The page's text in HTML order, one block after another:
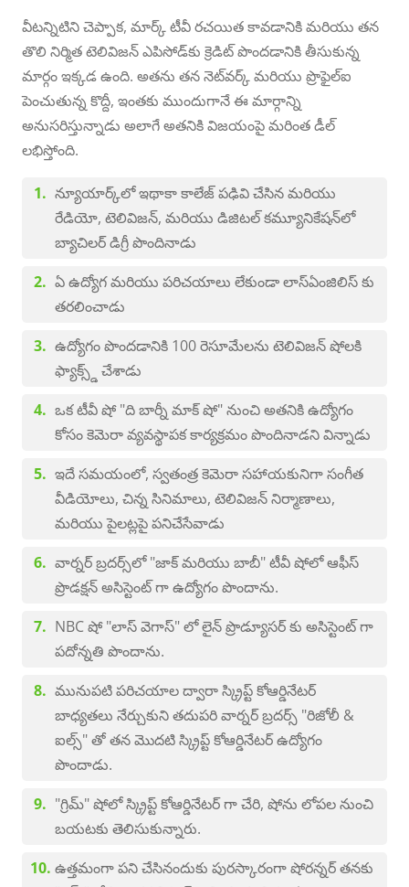
వీటన్నిటిని చెప్పాక, మార్క్ టీవీ రచయిత కావడానికి మరియు తన
తొలి నిర్మిత టెలివిజన్ ఎపిసోడ్‌కు క్రెడిట్ పొందడానికి తీసుకున్న
మార్గం ఇక్కడ ఉంది. అతను తన నెట్‌వర్క్ మరియు ప్రొఫైల్ఐ
పెంచుతున్న కొద్దీ, ఇంతకు ముందుగానే ఈ మార్గాన్ని
అనుసరిస్తున్నాడు అలాగే అతనికి విజయంపై మరింత డీల్
లభిస్తోంది.
న్యూయార్క్‌లో ఇథాకా కాలేజ్ పఢివి చేసిన మరియు
రేడియో, టెలివిజన్, మరియు డిజిటల్ కమ్యూనికేషన్‌లో
బ్యాచిలర్ డిగ్రీ పొందినాడు
ఏ ఉద్యోగ మరియు పరిచయాలు లేకుండా లాస్ఏంజిలిస్ కు
తరలించాడు
ఉద్యోగం పొందడానికి 100 రెసూమేలను టెలివిజన్ షోలకి
ఫ్యాక్స్డ్ చేశాడు
ఒక టీవీ షో "ది బార్నీ మాక్ షో" నుంచి అతనికి ఉద్యోగం
కోసం కెమెరా వ్యవస్థాపక కార్యక్రమం పొందినాడని విన్నాడు
ఇదే సమయంలో, స్వతంత్ర కెమెరా సహాయకునిగా సంగీత
వీడియోలు, చిన్న సినిమాలు, టెలివిజన్ నిర్మాణాలు,
మరియు పైలట్లపై పనిచేసేవాడు
వార్నర్ బ్రదర్స్‌లో "జాక్ మరియు బాబీ" టీవీ షోలో ఆఫీస్
ప్రొడక్షన్ అసిస్టెంట్ గా ఉద్యోగం పొందాను.
NBC షో "లాస్ వెగాస్" లో లైన్ ప్రొడ్యూసర్ కు అసిస్టెంట్ గా
పదోన్నతి పొందాను.
మునుపటి పరిచయాల ద్వారా స్క్రిప్ట్ కోఆర్డినేటర్
బాధ్యతలు నేర్చుకుని తదుపరి వార్నర్ బ్రదర్స్ "రిజోలీ &
ఐల్స్" తో తన మొదటి స్క్రిప్ట్ కోఆర్డినేటర్ ఉద్యోగం
పొందాడు.
"గ్రిమ్" షోలో స్క్రిప్ట్ కోఆర్డినేటర్ గా చేరి, షోను లోపల నుంచి
బయటకు తెలిసుకున్నారు.
ఉత్తమంగా పని చేసినందుకు పురస్కారంగా షోరన్నర్ తనకు